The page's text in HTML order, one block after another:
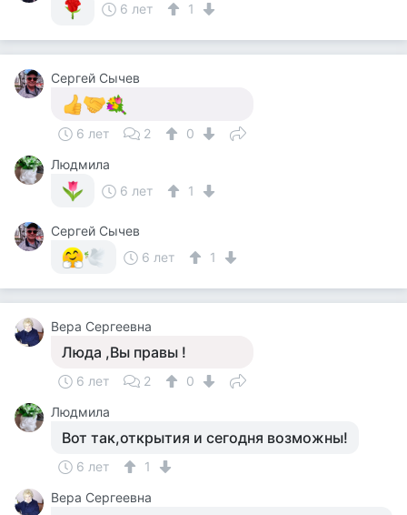
6 лет
1
Сергей Сычев
6 лет 2
0
Людмила
6 лет
1
Сергей Сычев
6 лет
1
Вера Сергеевна
Люда ,Вы правы !
6 лет 2
0
Людмила
Вот так,открытия и сегодня возможны!
6 лет
1
Вера Сергеевна